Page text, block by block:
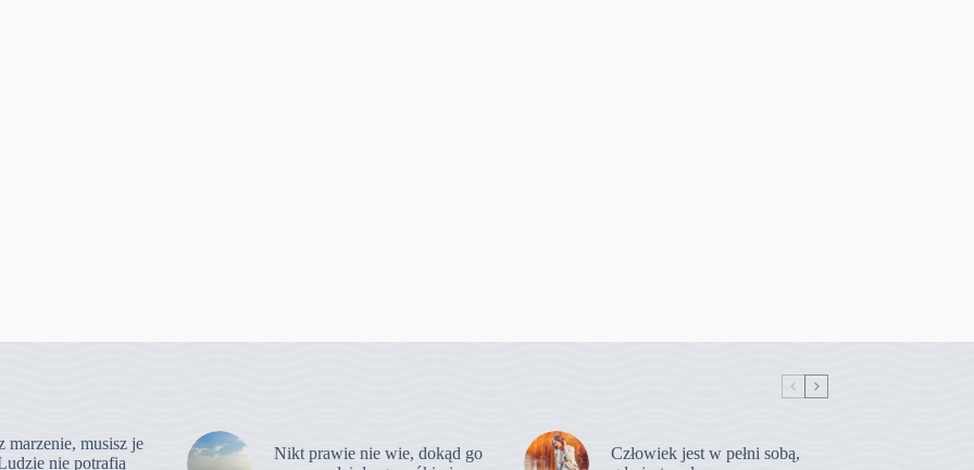
marzenie, musisz je
nie potrafią
Nikt prawie nie wie, dokąd go
Człowiek jest w pełni sobą,